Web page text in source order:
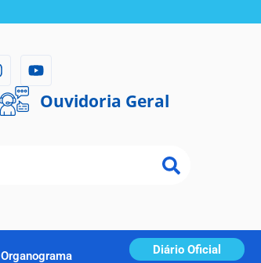
Ouvidoria Geral
Organograma Diário Oficial